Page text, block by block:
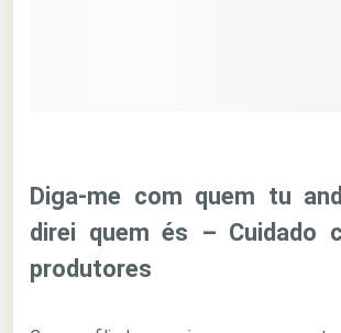
Diga-me com quem tu
direi quem és – Cuidado
produtores